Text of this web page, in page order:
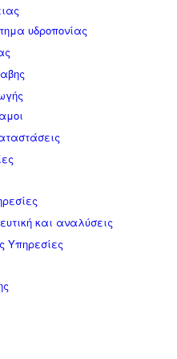
υδροπονίας
και αναλύσεις
Υπηρεσίες